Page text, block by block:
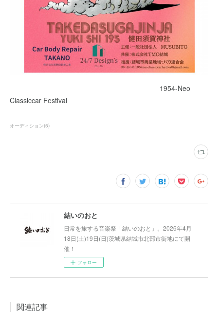
1954-Neo
Classiccar Festival
オーディション(5)
結いのおと
日常を旅する音楽祭「結いのおと」。2026年4月
18日(土)19日(日)茨城県結城市北部市街地にて開
催！
フォロー
関連記事